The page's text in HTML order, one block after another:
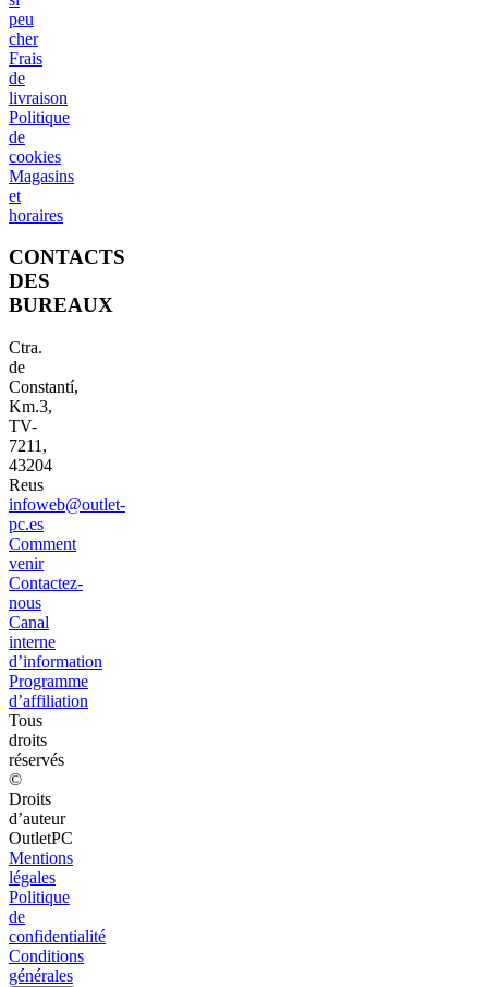
peu
cher
Frais
de
livraison
Politique
de
cookies
Magasins
et
horaires
CONTACTS
DES
BUREAUX
Ctra.
de
Constantí,
Km.3,
TV-
7211,
43204
Reus
infoweb@outlet-
pc.es
Comment
venir
Contactez-
nous
Canal
interne
d’information
Programme
d’affiliation
Tous
droits
réservés
©
Droits
d’auteur
OutletPC
Mentions
légales
Politique
de
confidentialité
Conditions
générales